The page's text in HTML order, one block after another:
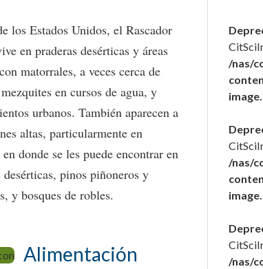
/nas/
/nas/
/nas/
los Estados Unidos, el Rascador
en praderas desérticas y áreas
matorrales, a veces cerca de
en cursos de agua, y
urbanos. También aparecen a
altas, particularmente en
donde se les puede encontrar en
desérticas, pinos piñoneros y
y bosques de robles.
Alimentación